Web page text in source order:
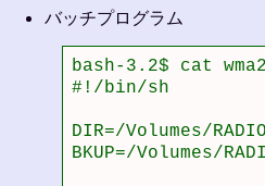
バッチプログラム
bash-3.2$ cat
#!/bin/sh
DIR=/Volumes/
BKUP=/Volumes/